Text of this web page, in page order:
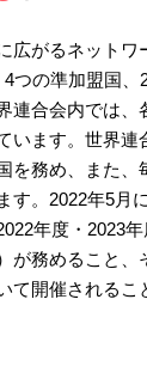
広がるネットワ
つの準加盟国、
連合会内では、
います。世界連
を務め、また、
す。2022年5月
年度・2023
が務めること、
て開催されるこ